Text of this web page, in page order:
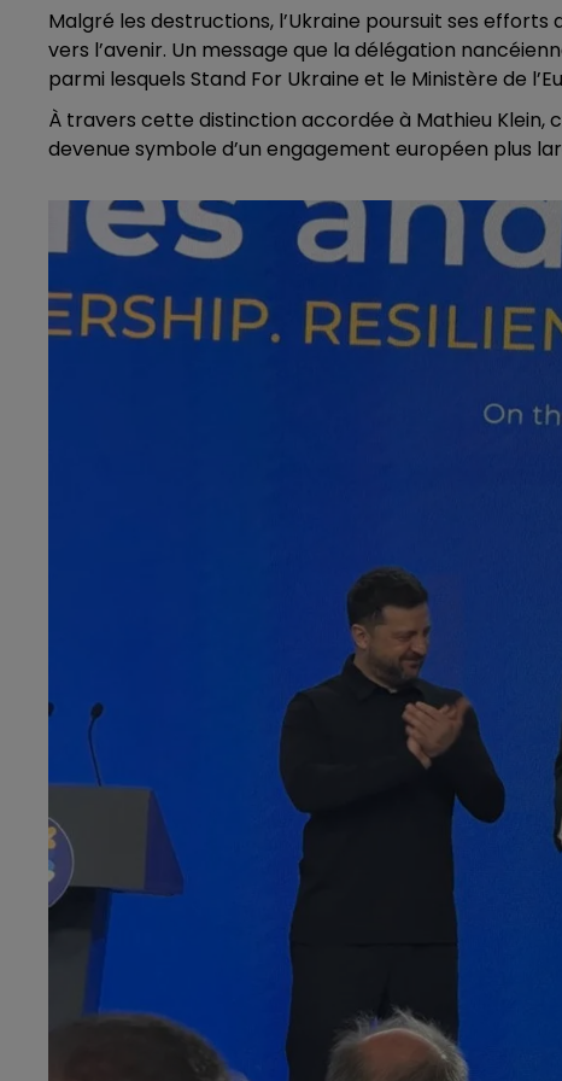
Malgré les destructions, l’Ukraine poursuit ses
vers l’avenir. Un message que la délégation
parmi lesquels Stand For Ukraine et le Ministère de
À travers cette distinction accordée à Mathieu Klein,
devenue symbole d’un engagement européen plus